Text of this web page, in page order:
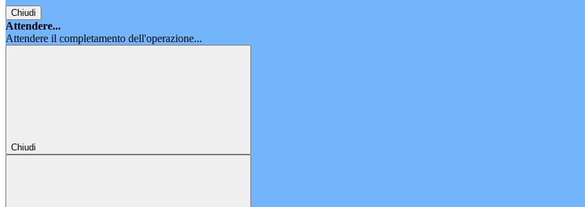
Chiudi
Attendere...
Attendere il completamento dell'operazione...
Chiudi